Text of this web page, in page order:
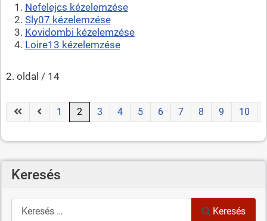
Nefelejcs kézelemzése
Sly07 kézelemzése
Kovidombi kézelemzése
Loire13 kézelemzése
2. oldal / 14
1 2 3 4 5 6 7 8 9 10
Keresés
Keresés
Keresés